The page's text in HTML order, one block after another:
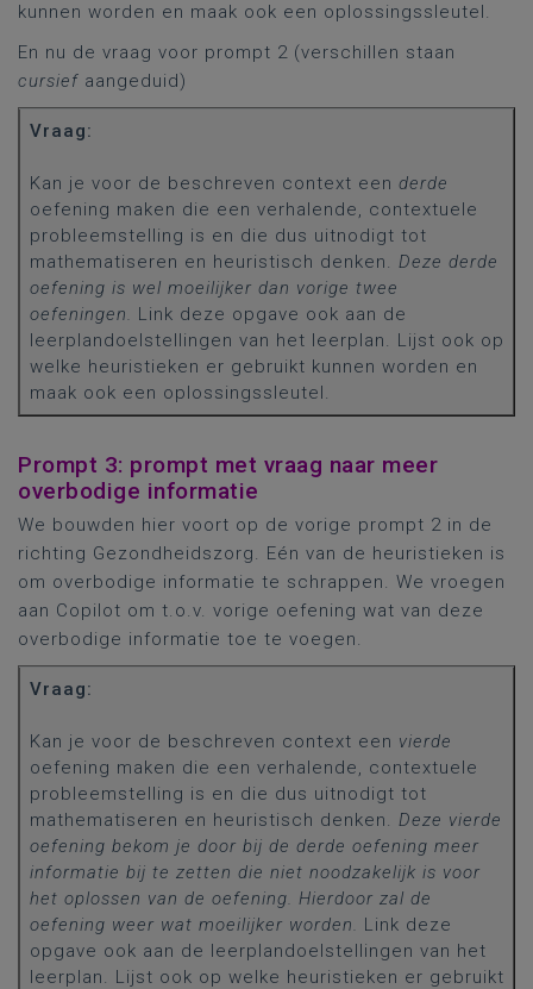
kunnen worden en maak ook een oplossingssleutel.
En nu de vraag voor prompt 2 (verschillen staan
cursief aangeduid)
Vraag:
Kan je voor de beschreven context een derde
oefening maken die een verhalende, contextuele
probleemstelling is en die dus uitnodigt tot
mathematiseren en heuristisch denken. Deze derde
oefening is wel moeilijker dan vorige twee
oefeningen. Link deze opgave ook aan de
leerplandoelstellingen van het leerplan. Lijst ook op
welke heuristieken er gebruikt kunnen worden en
maak ook een oplossingssleutel.
Prompt 3: prompt met vraag naar meer
overbodige informatie
We bouwden hier voort op de vorige prompt 2 in de
richting Gezondheidszorg. Eén van de heuristieken is
om overbodige informatie te schrappen. We vroegen
aan Copilot om t.o.v. vorige oefening wat van deze
overbodige informatie toe te voegen.
Vraag:
Kan je voor de beschreven context een vierde
oefening maken die een verhalende, contextuele
probleemstelling is en die dus uitnodigt tot
mathematiseren en heuristisch denken. Deze vierde
oefening bekom je door bij de derde oefening meer
informatie bij te zetten die niet noodzakelijk is voor
het oplossen van de oefening. Hierdoor zal de
oefening weer wat moeilijker worden. Link deze
opgave ook aan de leerplandoelstellingen van het
leerplan. Lijst ook op welke heuristieken er gebruikt